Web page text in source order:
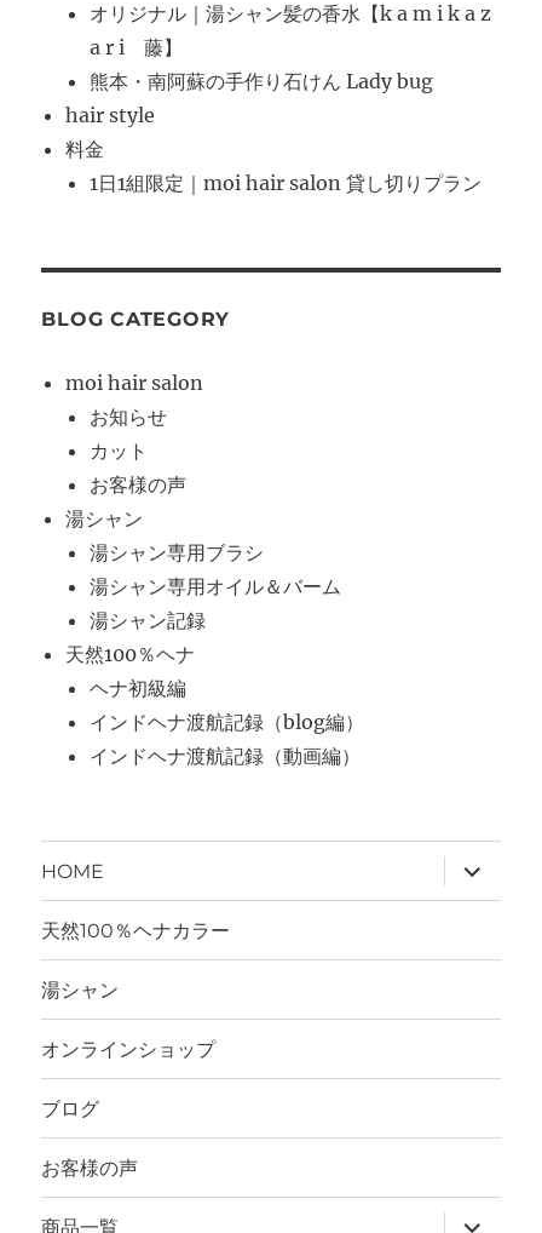
オリジナル｜湯シャン髪の香水【k a m i k a z
a r i 藤】
熊本・南阿蘇の手作り石けん Lady bug
hair style
料金
1日1組限定｜moi hair salon 貸し切りプラン
BLOG CATEGORY
moi hair salon
お知らせ
カット
お客様の声
湯シャン
湯シャン専用ブラシ
湯シャン専用オイル＆バーム
湯シャン記録
天然100％ヘナ
ヘナ初級編
インドヘナ渡航記録（blog編）
インドヘナ渡航記録（動画編）
HOME
ブ
メ
ー
開
天然100％ヘナカラー
湯シャン
オンラインショップ
ブログ
お客様の声
商品一覧